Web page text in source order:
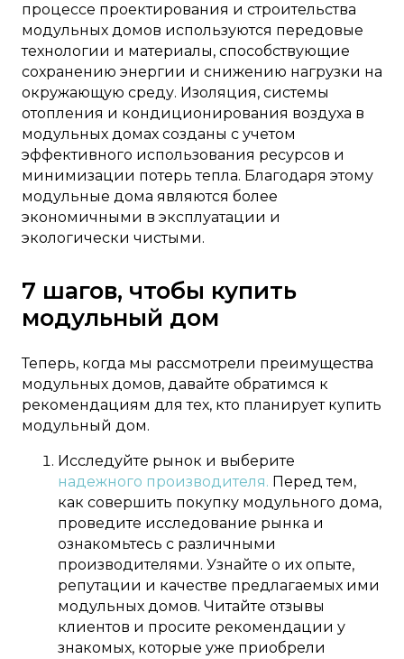
процессе проектирования и строительства
модульных домов используются передовые
технологии и материалы, способствующие
сохранению энергии и снижению нагрузки на
окружающую среду. Изоляция, системы
отопления и кондиционирования воздуха в
модульных домах созданы с учетом
эффективного использования ресурсов и
минимизации потерь тепла. Благодаря этому
модульные дома являются более
экономичными в эксплуатации и
экологически чистыми.
7 шагов, чтобы купить
модульный дом
Теперь, когда мы рассмотрели преимущества
модульных домов, давайте обратимся к
рекомендациям для тех, кто планирует купить
модульный дом.
Исследуйте рынок и выберите
надежного производителя. Перед тем,
как совершить покупку модульного дома,
проведите исследование рынка и
ознакомьтесь с различными
производителями. Узнайте о их опыте,
репутации и качестве предлагаемых ими
модульных домов. Читайте отзывы
клиентов и просите рекомендации у
знакомых, которые уже приобрели